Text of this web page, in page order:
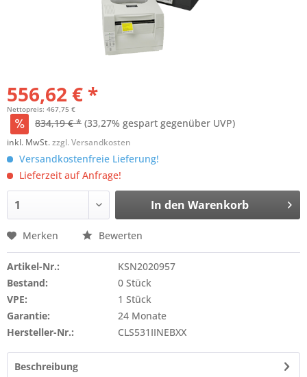
556,62 € *
Nettopreis: 467,75 €
834,19 € * (33,27% gespart gegenüber UVP)
inkl. MwSt.zzgl. Versandkosten
Versandkostenfreie Lieferung!
Lieferzeit auf Anfrage!
In den Warenkorb
Merken Bewerten
Artikel-Nr.:
KSN2020957
Bestand:
0 Stück
VPE:
1 Stück
Garantie:
24 Monate
Hersteller-Nr.:
CLS531IINEBXX
Beschreibung